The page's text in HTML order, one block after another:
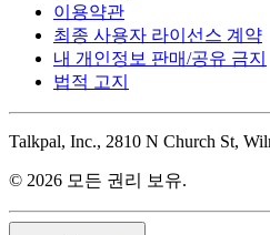
이용약관
최종 사용자 라이선스 계약
내 개인정보 판매/공유 금지
법적 고지
Talkpal, Inc., 2810 N Church St,
© 2026 모든 권리 보유.